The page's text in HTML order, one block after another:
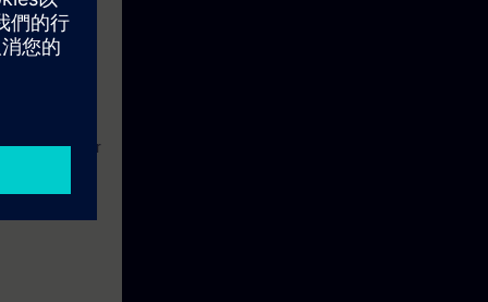
Woche vor
als auch